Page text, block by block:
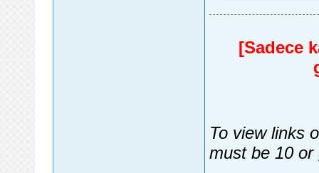
[Sadece
To view links
must be 10 or